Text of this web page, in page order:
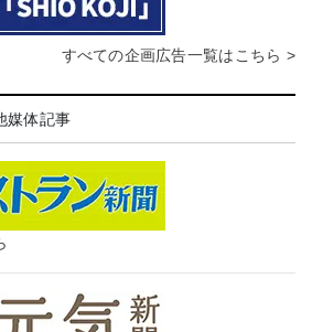
すべての企画広告一覧はこちら >
媒体記事